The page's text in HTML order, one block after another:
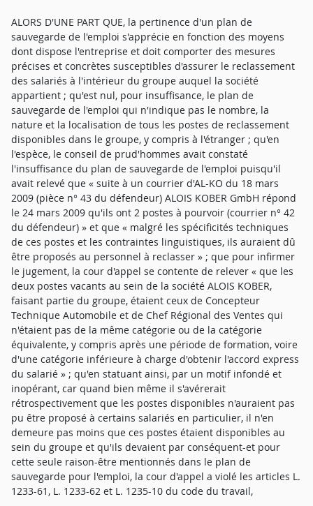
ALORS D'UNE PART QUE, la pertinence d'un plan de
sauvegarde de l'emploi s'apprécie en fonction des moyens
dont dispose l'entreprise et doit comporter des mesures
précises et concrètes susceptibles d'assurer le reclassement
des salariés à l'intérieur du groupe auquel la société
appartient ; qu'est nul, pour insuffisance, le plan de
sauvegarde de l'emploi qui n'indique pas le nombre, la
nature et la localisation de tous les postes de reclassement
disponibles dans le groupe, y compris à l'étranger ; qu'en
l'espèce, le conseil de prud'hommes avait constaté
l'insuffisance du plan de sauvegarde de l'emploi puisqu'il
avait relevé que « suite à un courrier d'AL-KO du 18 mars
2009 (pièce n° 43 du défendeur) ALOIS KOBER GmbH répond
le 24 mars 2009 qu'ils ont 2 postes à pourvoir (courrier n° 42
du défendeur) » et que « malgré les spécificités techniques
de ces postes et les contraintes linguistiques, ils auraient dû
être proposés au personnel à reclasser » ; que pour infirmer
le jugement, la cour d'appel se contente de relever « que les
deux postes vacants au sein de la société ALOIS KOBER,
faisant partie du groupe, étaient ceux de Concepteur
Technique Automobile et de Chef Régional des Ventes qui
n'étaient pas de la même catégorie ou de la catégorie
équivalente, y compris après une période de formation, voire
d'une catégorie inférieure à charge d'obtenir l'accord express
du salarié » ; qu'en statuant ainsi, par un motif infondé et
inopérant, car quand bien même il s'avérerait
rétrospectivement que les postes disponibles n'auraient pas
pu être proposé à certains salariés en particulier, il n'en
demeure pas moins que ces postes étaient disponibles au
sein du groupe et qu'ils devaient par conséquent-et pour
cette seule raison-être mentionnés dans le plan de
sauvegarde pour l'emploi, la cour d'appel a violé les articles L.
1233-61, L. 1233-62 et L. 1235-10 du code du travail,